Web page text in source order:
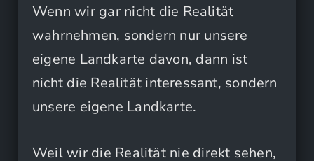
Wenn wir gar nicht die Realität
wahrnehmen, sondern nur unsere
eigene Landkarte davon, dann ist
nicht die Realität interessant, sondern
unsere eigene Landkarte.
Weil wir die Realität nie direkt sehen,